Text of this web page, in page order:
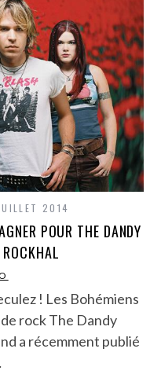
2014
POUR THE DANDY
! Les Bohémiens
rock The Dandy
a récemment publié